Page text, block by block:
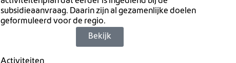
subsidieaanvraag. Daarin zijn al gezamenlijke doelen
geformuleerd voor de regio.
Bekijk